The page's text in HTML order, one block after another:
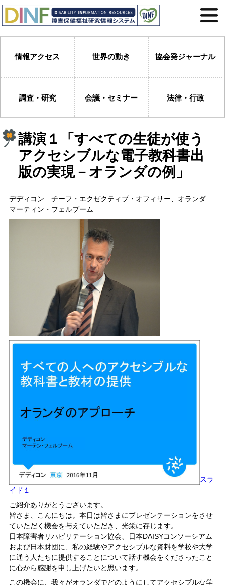
情報アクセス 世界の動き 協会発ジャーナル
調査・研究 会議・セミナー 法律・行政
講演１「すべての生徒が使う
アクセシブルな電子教科書出
版の実現－オランダの例」
デディコン チーフ・エクゼクティブ・オフィサー、オランダ
マーティン・フェルブーム
スラ
イド１
ご紹介ありがとうございます。
皆さま、こんにちは。本日は皆さまにプレゼンテーションをさせ
ていただく機会を与えていただき、光栄に存じます。
日本障害者リハビリテーション協会、日本DAISYコンソーシアム
および日本財団に、私の経験やアクセシブルな資料を学校や大学
に通う人たちに提供することについて話す機会をくださったこと
に心から感謝を申し上げたいと思います。
この機会に、我々がオランダでどのようにしてアクセシブルな学